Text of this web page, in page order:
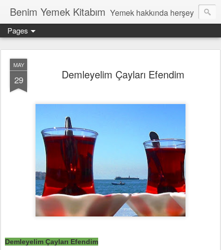
Benim Yemek Kitabım Yemek hakkında herşey
Pages
MAY
29 Demleyelim Çayları Efendim
Demleyelim Çayları Efendim